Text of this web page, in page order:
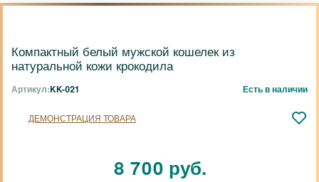
Компактный белый мужской кошелек из
натуральной кожи крокодила
Артикул:KK-021 Есть в наличии
ДЕМОНСТРАЦИЯ ТОВАРА
8 700 руб.